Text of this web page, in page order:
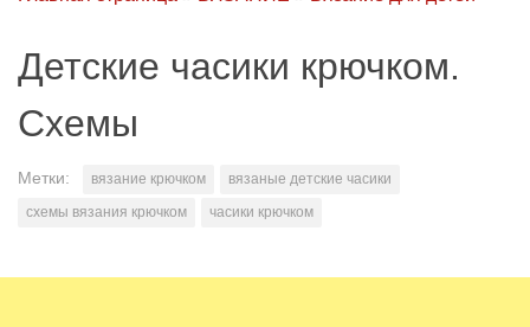
Детские часики крючком.
Схемы
Метки: вязание крючком
вязаные детские часики
схемы вязания крючком
часики крючком